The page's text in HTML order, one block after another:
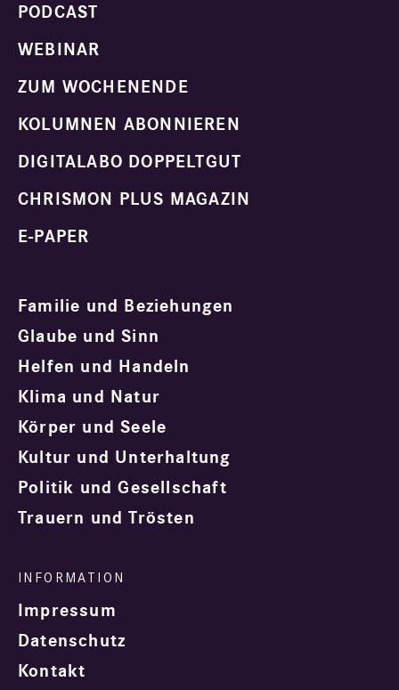
PODCAST
WEBINAR
ZUM WOCHENENDE
KOLUMNEN ABONNIEREN
DIGITALABO DOPPELTGUT
CHRISMON PLUS MAGAZIN
E-PAPER
Familie und Beziehungen
Glaube und Sinn
Helfen und Handeln
Klima und Natur
Körper und Seele
Kultur und Unterhaltung
Politik und Gesellschaft
Trauern und Trösten
Impressum
Datenschutz
Kontakt